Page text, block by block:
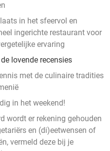
in het sfeervol en
ingerichte restaurant voor
ervaring
lovende recensies
met de culinaire tradities
in het weekend!
wordt er rekening gehouden
en (di)eetwensen of
vermeld deze bij je